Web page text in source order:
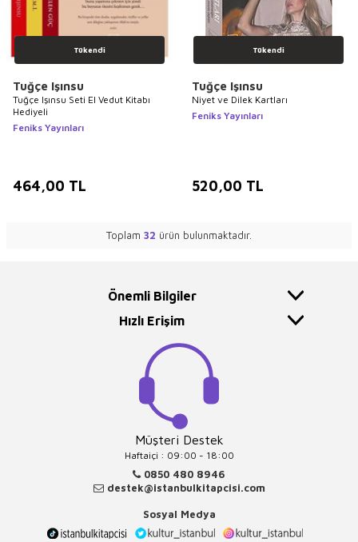
Tükendi
Tuğçe Işınsu
Tuğçe Işınsu Seti El Vedut Kitabı
Hediyeli
Feniks Yayınları
464,00 TL
Tükendi
Tuğçe Işınsu
Niyet ve Dilek Kartları
Feniks Yayınları
520,00 TL
Toplam 32 ürün bulunmaktadır.
Önemli Bilgiler
Hızlı Erişim
Müşteri Destek
Haftaiçi : 09:00 - 18:00
0850 480 8946
destek@istanbulkitapcisi.com
Sosyal Medya